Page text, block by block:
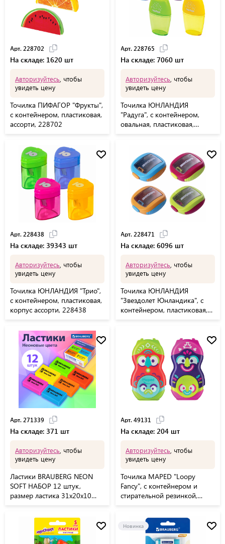
Арт. 228702
На складе: 1620 шт
Авторизуйтесь , чтобы
увидеть цену
Точилка ПИФАГОР "Фрукты",
с контейнером, пластиковая,
ассорти, 228702
Арт. 228765
На складе: 7060 шт
Авторизуйтесь , чтобы
увидеть цену
Точилка ЮНЛАНДИЯ
"Радуга", с контейнером,
овальная, пластиковая,
Арт. 228438
На складе: 39343 шт
Авторизуйтесь , чтобы
увидеть цену
Точилка ЮНЛАНДИЯ "Трио",
с контейнером, пластиковая,
корпус ассорти, 228438
Арт. 228471
На складе: 6096 шт
Авторизуйтесь , чтобы
увидеть цену
Точилка ЮНЛАНДИЯ
"Звездолет Юнландика", с
контейнером, пластиковая,
Арт. 271339
На складе: 371 шт
Авторизуйтесь , чтобы
увидеть цену
Ластики BRAUBERG NEON
SOFT НАБОР 12 штук,
размер ластика 31х20х10
Арт. 49131
На складе: 204 шт
Авторизуйтесь , чтобы
увидеть цену
Точилка MAPED "Loopy
Fancy", с контейнером и
стирательной резинкой,
Новинка